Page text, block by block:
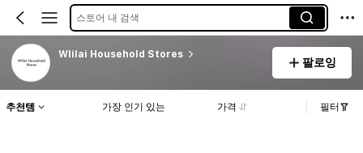
스토어 내 검색
Wlilai Household Stores
팔로잉
추천템 가장 인기 있는 가격 필터